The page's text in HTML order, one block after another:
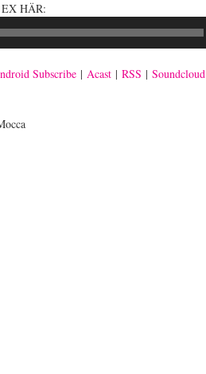
HÄR:
Subscribe |Acast |RSS |Soundcloud